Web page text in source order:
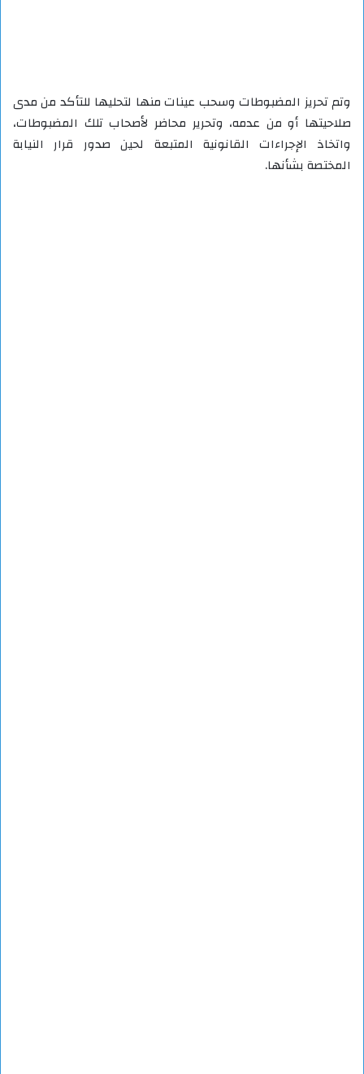
وتم تحريز المضبوطات وسحب عينات منها لتحليها للتأكد من مدى
صلاحيتها أو من عدمه، وتحرير محاضر لأصحاب تلك المضبوطات،
واتخاذ الإجراءات القانونية المتبعة لحين صدور قرار النيابة
المختصة بشأنها.